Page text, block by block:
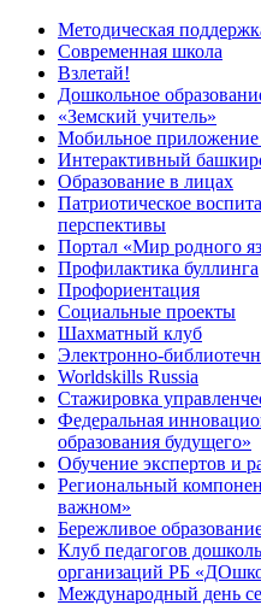
Методическая
Современная школа
Взлетай!
Дошкольное
«Земский учитель»
Мобильное
Интерактивный
Образование в лицах
Патриотическое
перспективы
Портал «Мир родного
Профилактика буллинга
Профориентация
Социальные проекты
Шахматный клуб
Электронно-
Worldskills Russia
Стажировка
Федеральная
образования будущего»
Обучение экспертов и
Региональный
важном»
Бережливое
Клуб педагогов
организаций РБ
Международный день